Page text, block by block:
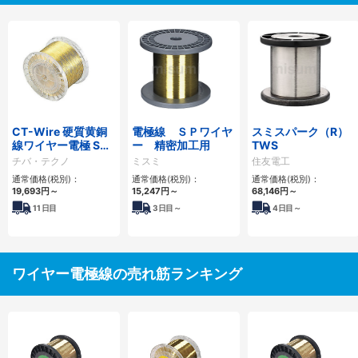
CT-Wire 硬質黄銅
線ワイヤー電極 SH
シリーズ 高速加工用
ワイヤー 1巻タイプ
チバ・テクノ
通常価格(税別)：
19,693円～
11 日目
電極線 ＳＰワイヤ
ー 精密加工用
ミスミ
通常価格(税別)：
15,247円～
3日目～
スミスパーク（R）
TWS
住友電工
通常価格(税別)：
68,146円～
4日目～
ワイヤー電極線の売れ筋ランキング